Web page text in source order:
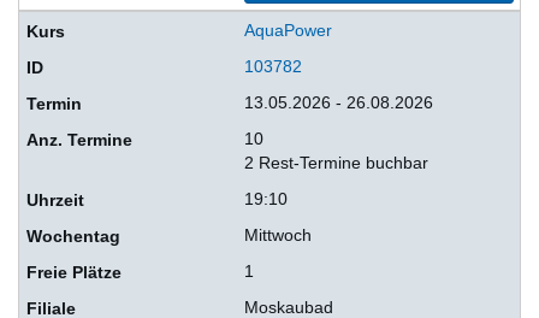
AquaPower
103782
13.05.2026 - 26.08.2026
10
2 Rest-Termine buchbar
19:10
Mittwoch
1
Moskaubad